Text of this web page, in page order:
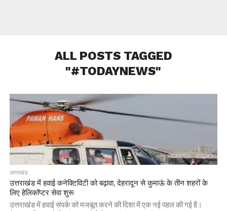
ALL POSTS TAGGED
"#TODAYNEWS"
उत्तराखंड
उत्तराखंड में हवाई कनेक्टिविटी को बढ़ावा, देहरादून से कुमाऊं के तीन शहरों के
लिए हेलिकॉप्टर सेवा शुरू
उत्तराखंड में हवाई संपर्क को मजबूत करने की दिशा में एक नई पहल की गई है।